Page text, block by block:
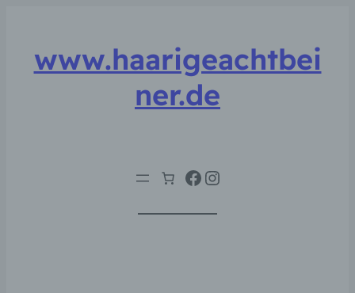
www.haarigeachtbei
ner.de
Facebook
Instagram